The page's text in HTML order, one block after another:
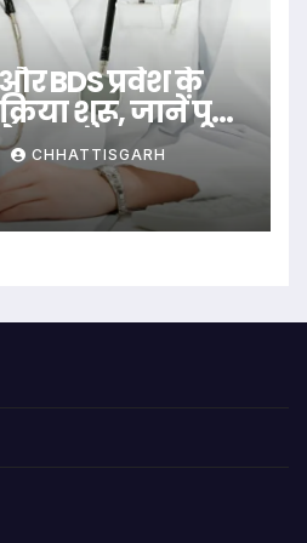
BDS प्रवेश के
शुरू, जानें पूरी
CHHATTISGARH